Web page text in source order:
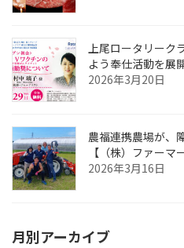
上尾ロータリーク
よう奉仕活動を展
2026年3月20日
農福連携農場が、
【（株）ファー
2026年3月16日
月別アーカイブ